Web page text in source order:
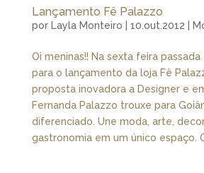
Lançamento Fê Palazzo
por Layla Monteiro 10.out.2012
Oi meninas!! Na sexta feira
para o lançamento da loja Fê
proposta inovadora a Designer e
Fernanda Palazzo trouxe para
diferenciado. Une moda, arte,
gastronomia em um único espaço.